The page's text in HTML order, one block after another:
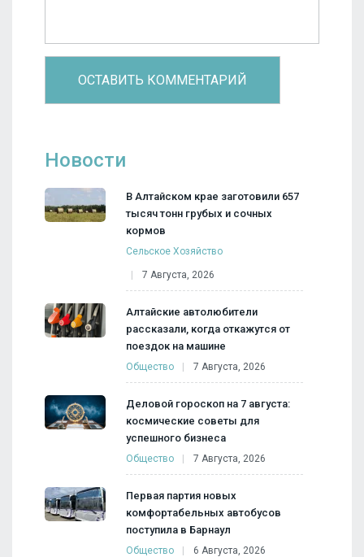
Новости
В Алтайском крае заготовили 657
тысяч тонн грубых и сочных
кормов
Сельское Хозяйство
7 Августа, 2026
Алтайские автолюбители
рассказали, когда откажутся от
поездок на машине
Общество 7 Августа, 2026
Деловой гороскоп на 7 августа:
космические советы для
успешного бизнеса
Общество 7 Августа, 2026
Первая партия новых
комфортабельных автобусов
поступила в Барнаул
Общество 6 Августа, 2026